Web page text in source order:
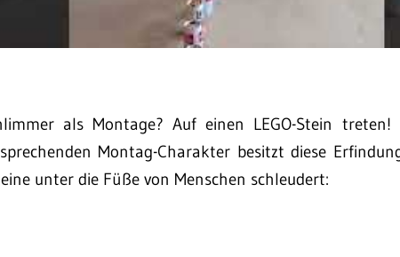
als Montage? Auf einen LEGO-Stein
Montag-Charakter besitzt diese
unter die Füße von Menschen schleudert: